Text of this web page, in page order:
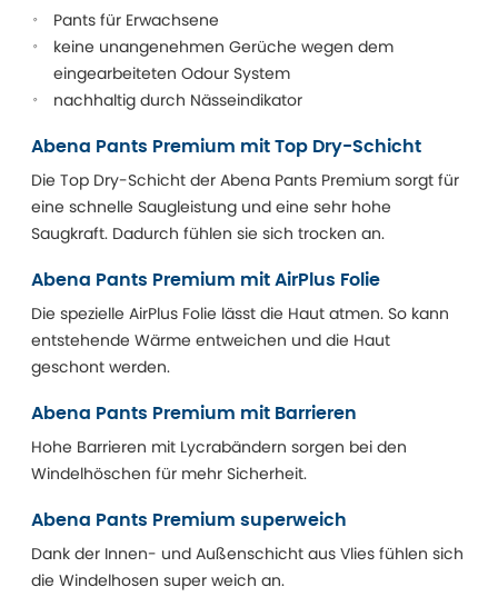
Pants für Erwachsene
keine unangenehmen Gerüche wegen dem
eingearbeiteten Odour System
nachhaltig durch Nässeindikator
Abena Pants Premium mit Top Dry-Schicht
Die Top Dry-Schicht der Abena Pants Premium sorgt für
eine schnelle Saugleistung und eine sehr hohe
Saugkraft. Dadurch fühlen sie sich trocken an.
Abena Pants Premium mit AirPlus Folie
Die spezielle AirPlus Folie lässt die Haut atmen. So kann
entstehende Wärme entweichen und die Haut
geschont werden.
Abena Pants Premium mit Barrieren
Hohe Barrieren mit Lycrabändern sorgen bei den
Windelhöschen für mehr Sicherheit.
Abena Pants Premium superweich
Dank der Innen- und Außenschicht aus Vlies fühlen sich
die Windelhosen super weich an.